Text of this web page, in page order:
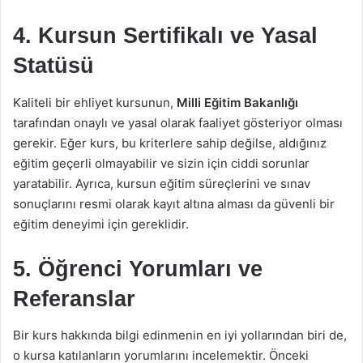
4. Kursun Sertifikalı ve Yasal
Statüsü
Kaliteli bir ehliyet kursunun, Milli Eğitim Bakanlığı
tarafından onaylı ve yasal olarak faaliyet gösteriyor olması
gerekir. Eğer kurs, bu kriterlere sahip değilse, aldığınız
eğitim geçerli olmayabilir ve sizin için ciddi sorunlar
yaratabilir. Ayrıca, kursun eğitim süreçlerini ve sınav
sonuçlarını resmi olarak kayıt altına alması da güvenli bir
eğitim deneyimi için gereklidir.
5. Öğrenci Yorumları ve
Referanslar
Bir kurs hakkında bilgi edinmenin en iyi yollarından biri de,
o kursa katılanların yorumlarını incelemektir. Önceki